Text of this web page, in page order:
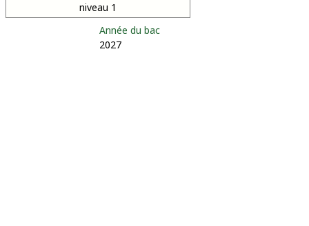
niveau 1
Année du bac
2027